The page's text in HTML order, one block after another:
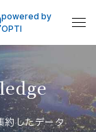
powered by
OPTI
約したデータ